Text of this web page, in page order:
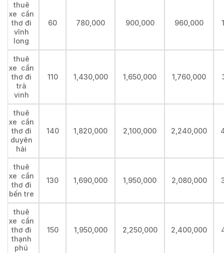
thuê
xe cần
thơ đi
vĩnh
long
60 780,000 900,000 960,000
thuê
xe cần
thơ đi
trà
vinh
110 1,430,000 1,650,000 1,760,000
thuê
xe cần
thơ đi
duyên
hải
140 1,820,000 2,100,000 2,240,000
thuê
xe cần
thơ đi
bến tre
130 1,690,000 1,950,000 2,080,000
thuê
xe cần
thơ đi
thạnh
phú
150 1,950,000 2,250,000 2,400,000